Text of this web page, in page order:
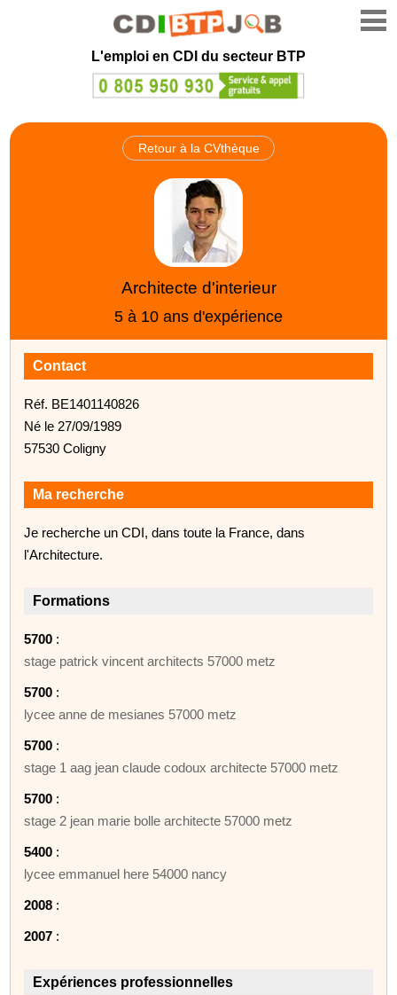
L'emploi en CDI du secteur BTP
Retour à la CVthèque
Architecte d'interieur
5 à 10 ans d'expérience
Contact
Réf. BE1401140826
Né le 27/09/1989
57530 Coligny
Ma recherche
Je recherche un CDI, dans toute la France, dans
l'Architecture.
Formations
5700 :
stage patrick vincent architects 57000 metz
5700 :
lycee anne de mesianes 57000 metz
5700 :
stage 1 aag jean claude codoux architecte 57000 metz
5700 :
stage 2 jean marie bolle architecte 57000 metz
5400 :
lycee emmanuel here 54000 nancy
2008 :
2007 :
Expériences professionnelles